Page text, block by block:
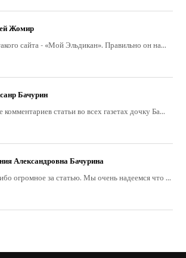
Жомир
сайта - «Мой Эльдикан». Правильно он на...
Бачурин
комментариев статьи во всех газетах дочку Ба...
Александровна Бачурина
огромное за статью. Мы очень надеемся что ...